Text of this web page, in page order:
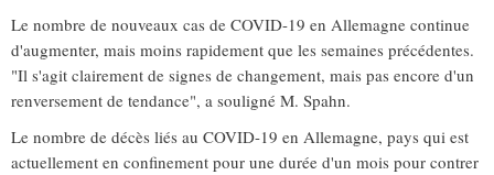
Le nombre de nouveaux cas de COVID-19 en Allemagne continue
d'augmenter, mais moins rapidement que les semaines précédentes.
"Il s'agit clairement de signes de changement, mais pas encore d'un
renversement de tendance", a souligné M. Spahn.
Le nombre de décès liés au COVID-19 en Allemagne, pays qui est
actuellement en confinement pour une durée d'un mois pour contrer